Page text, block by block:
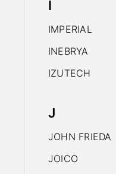
I
IMPERIAL
INEBRYA
IZUTECH
J
JOHN FRIEDA
JOICO